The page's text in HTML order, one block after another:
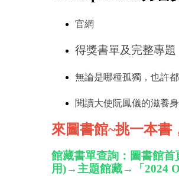
官網
得獎書單及完整專題
無論是哪種孤獨，也許
閱讀大使阮鳳儀的滋養
來圖書館~挑一本書
館藏書單查詢 ： 圖書館
用)→主題館藏→「2024